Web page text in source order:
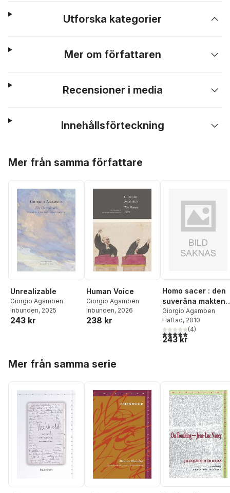
Utforska kategorier
Mer om författaren
Recensioner i media
Innehållsförteckning
Mer från samma författare
Unrealizable
Giorgio Agamben
Inbunden, 2025
243 kr
Human Voice
Giorgio Agamben
Inbunden, 2026
238 kr
Homo sacer : den
suveräna makten
och det nakna
Giorgio Agamben
Häftad, 2010
5,0utav 5 stjärnor.
(4)
243 kr
Mer från samma serie